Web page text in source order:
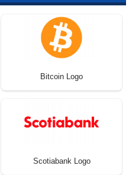
Bitcoin Logo
Scotiabank Logo